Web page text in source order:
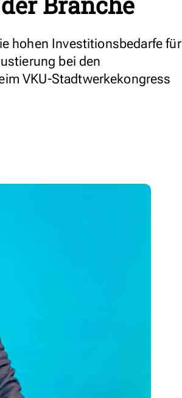
hohen Investitionsbedarfe für
bei den
VKU-Stadtwerkekongress